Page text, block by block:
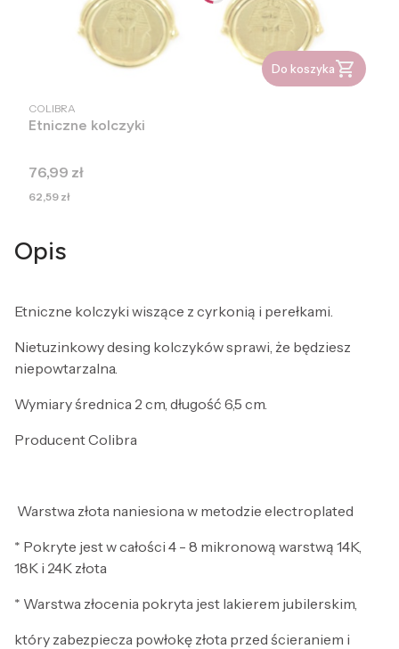
Do koszyka
PRODUCENT
COLIBRA
Etniczne kolczyki
Cena
76,99 zł
Cena
62,59 zł
Opis
Etniczne kolczyki wiszące z cyrkonią i perełkami.
Nietuzinkowy desing kolczyków sprawi, że będziesz
niepowtarzalna.
Wymiary średnica 2 cm, długość 6,5 cm.
Producent Colibra
Warstwa złota naniesiona w metodzie electroplated
* Pokryte jest w całości 4 - 8 mikronową warstwą 14K,
18K i 24K złota
* Warstwa złocenia pokryta jest lakierem jubilerskim,
który zabezpiecza powłokę złota przed ścieraniem i